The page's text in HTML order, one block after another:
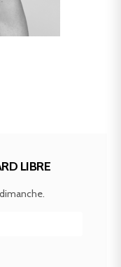
LIBRE